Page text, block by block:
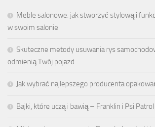
Meble salonowe: jak stworzyć stylową i
w swoim salonie
Skuteczne metody usuwania rys
odmienią Twój pojazd
Jak wybrać najlepszego producenta
Bajki, które uczą i bawią – Franklin i Psi